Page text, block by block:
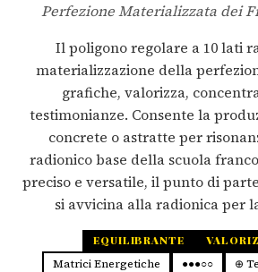
Perfezione Materializzata dei
Il poligono regolare a 10 lati
materializzazione della
grafiche, valorizza,
testimonianze. Consente la
concrete o astratte per
radionico base della scuola
preciso e versatile, il punto di
si avvicina alla radionica per
EQUILIBRANTE
Matrici Energetiche ●●●○○ ⊕